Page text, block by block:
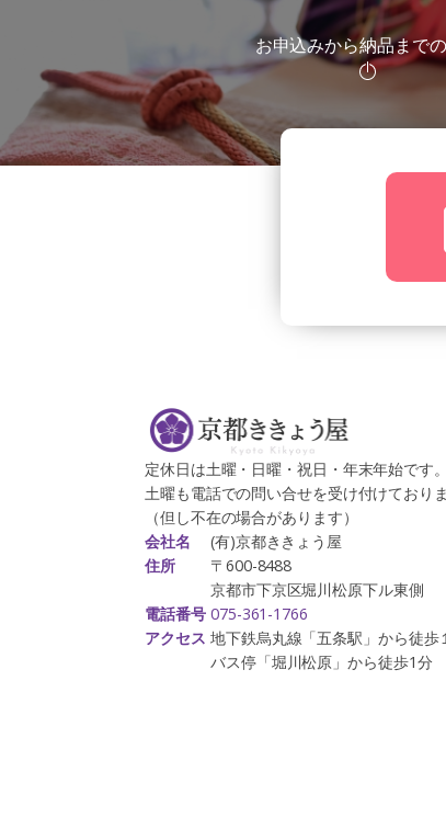
お申込みから納品まで
定休日は土曜・日曜・祝日・年末年始です。
土曜も電話での問い合せを受け付けておりま
（但し不在の場合があります）
会社名 (有)京都ききょう屋
住所
〒600-8488
京都市下京区堀川松原下ル東側
電話番号 075-361-1766
アクセス 地下鉄烏丸線「五条駅」から徒歩
バス停「堀川松原」から徒歩1分